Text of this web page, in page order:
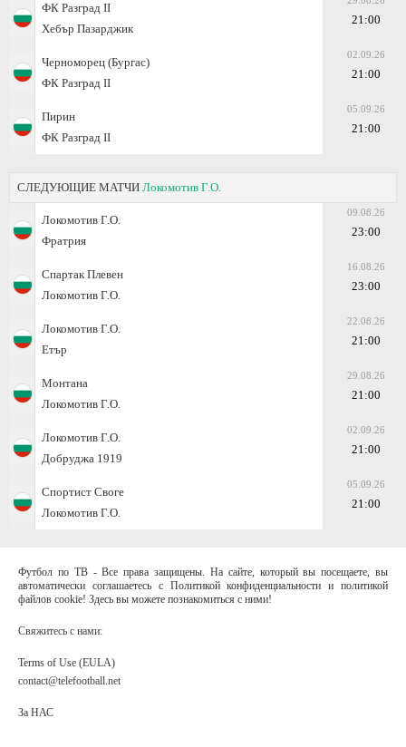
ФК Разград II
Хебър Пазарджик
21:00
Черноморец (Бургас)
ФК Разград II
02.09.26
21:00
Пирин
ФК Разград II
05.09.26
21:00
СЛЕДУЮЩИЕ МАТЧИ Локомотив Г.О.
Локомотив Г.О.
Фратрия
09.08.26
23:00
Спартак Плевен
Локомотив Г.О.
16.08.26
23:00
Локомотив Г.О.
Етър
22.08.26
21:00
Монтана
Локомотив Г.О.
29.08.26
21:00
Локомотив Г.О.
Добруджа 1919
02.09.26
21:00
Спортист Своге
Локомотив Г.О.
05.09.26
21:00
Футбол по ТВ - Все права защищены. На сайте, который вы посещаете, вы
автоматически соглашаетесь с Политикой конфиденциальности и политикой
файлов cookie! Здесь вы можете познакомиться с ними!
Свяжитесь с нами:
Terms of Use (EULA)
contact@telefootball.net
За НАС